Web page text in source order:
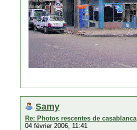
Samy
Re: Photos rescentes de casablanca
04 février 2006, 11:41